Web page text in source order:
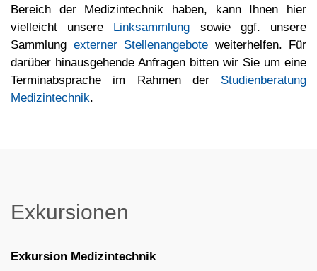
Bereich der Medizintechnik haben, kann Ihnen hier
vielleicht unsere Linksammlung sowie ggf. unsere
Sammlung externer Stellenangebote weiterhelfen. Für
darüber hinausgehende Anfragen bitten wir Sie um eine
Terminabsprache im Rahmen der Studienberatung
Medizintechnik.
Exkursionen
Exkursion Medizintechnik